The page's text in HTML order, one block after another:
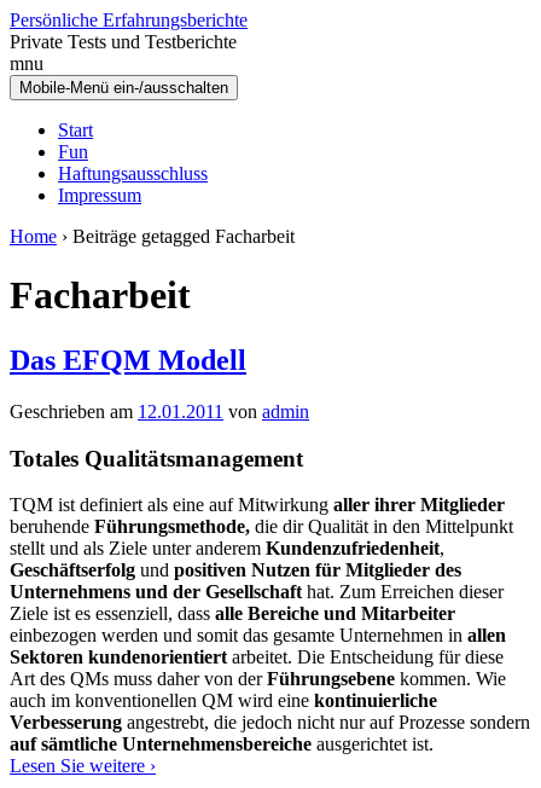
Zum
Inhalt
wechseln
Zum
Hauptmenü
springen
Persönliche Erfahrungsberichte
Private Tests und Testberichte
mnu
Mobile-Menü ein-/ausschalten
Start
Fun
Haftungsausschluss
Impressum
Home › Beiträge getagged Facharbeit
Facharbeit
Das EFQM Modell
Geschrieben am 12.01.2011 von admin
Totales Qualitätsmanagement
TQM ist definiert als eine auf Mitwirkung aller ihrer Mitglieder
beruhende Führungsmethode, die dir Qualität in den Mittelpunkt
stellt und als Ziele unter anderem Kundenzufriedenheit,
Geschäftserfolg und positiven Nutzen für Mitglieder des
Unternehmens und der Gesellschaft hat. Zum Erreichen dieser
Ziele ist es essenziell, dass alle Bereiche und Mitarbeiter
einbezogen werden und somit das gesamte Unternehmen in allen
Sektoren kundenorientiert arbeitet. Die Entscheidung für diese
Art des QMs muss daher von derFührungsebene kommen. Wie
auch im konventionellen QM wird eine kontinuierliche
Verbesserung angestrebt, die jedoch nicht nur auf Prozesse sondern
auf sämtliche Unternehmensbereiche ausgerichtet ist.
Lesen Sie weitere Das
›